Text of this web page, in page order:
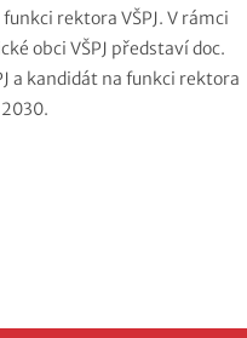
rektora VŠPJ. V rámci
obci VŠPJ představí doc.
a kandidát na funkci rektora